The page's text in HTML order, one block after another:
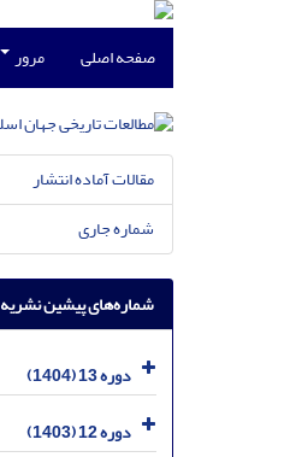
صفحه اصلی مرور
مقالات آماده انتشار
شماره جاری
شماره‌های پیشین نشریه
دوره 13 (1404)
دوره 12 (1403)